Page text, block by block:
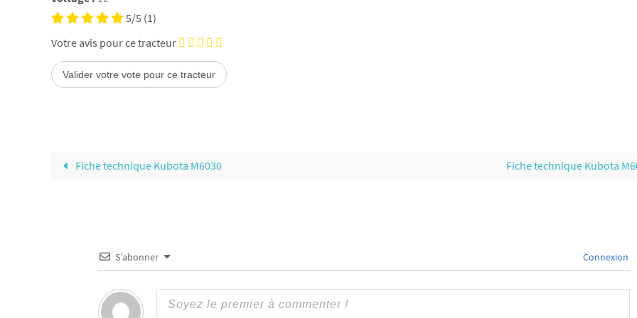
5/5 (1)
Votre avis pour ce tracteur
Fiche technique Kubota M6030 Fiche technique Kubota
S’abonner Connexion